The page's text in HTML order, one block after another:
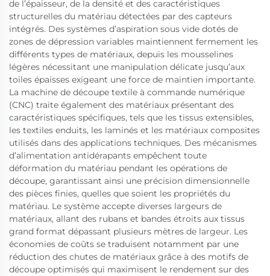
de l’épaisseur, de la densité et des caractéristiques
structurelles du matériau détectées par des capteurs
intégrés. Des systèmes d’aspiration sous vide dotés de
zones de dépression variables maintiennent fermement les
différents types de matériaux, depuis les mousselines
légères nécessitant une manipulation délicate jusqu’aux
toiles épaisses exigeant une force de maintien importante.
La machine de découpe textile à commande numérique
(CNC) traite également des matériaux présentant des
caractéristiques spécifiques, tels que les tissus extensibles,
les textiles enduits, les laminés et les matériaux composites
utilisés dans des applications techniques. Des mécanismes
d’alimentation antidérapants empêchent toute
déformation du matériau pendant les opérations de
découpe, garantissant ainsi une précision dimensionnelle
des pièces finies, quelles que soient les propriétés du
matériau. Le système accepte diverses largeurs de
matériaux, allant des rubans et bandes étroits aux tissus
grand format dépassant plusieurs mètres de largeur. Les
économies de coûts se traduisent notamment par une
réduction des chutes de matériaux grâce à des motifs de
découpe optimisés qui maximisent le rendement sur des